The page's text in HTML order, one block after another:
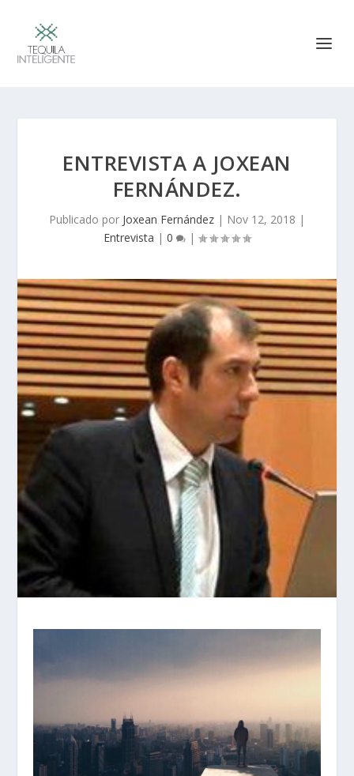
ENTREVISTA A JOXEAN
FERNÁNDEZ.
Publicado por Joxean Fernández | Nov 12, 2018 |
Entrevista | 0 |